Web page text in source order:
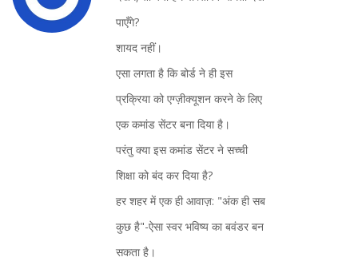
पाएँगे?
शायद नहीं।
एसा लगता है कि बोर्ड ने ही इस
प्रक्रिया को एग्ज़ीक्यूशन करने के लिए
एक कमांड सेंटर बना दिया है।
परंतु क्या इस कमांड सेंटर ने सच्ची
शिक्षा को बंद कर दिया है?
हर शहर में एक ही आवाज़: "अंक ही सब
कुछ है"-ऐसा स्वर भविष्य का बवंडर बन
सकता है।